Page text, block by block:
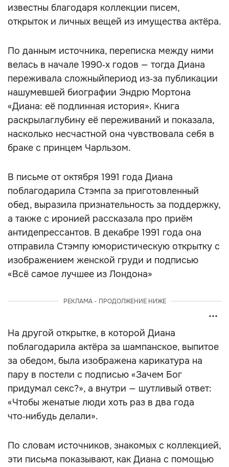
известны благодаря коллекции писем,
открыток и личных вещей из имущества актёра.
По данным источника, переписка между ними
велась в начале 1990‑х годов — тогда Диана
переживала сложныйпериод из‑за публикации
нашумевшей биографии Эндрю Мортона
«Диана: её подлинная история». Книга
раскрылаглубину её переживаний и показала,
насколько несчастной она чувствовала себя в
браке с принцем Чарльзом.
В письме от октября 1991 года Диана
поблагодарила Стэмпа за приготовленный
обед, выразила признательность за поддержку,
а также с иронией рассказала про приём
антидепрессантов. В декабре 1991 года она
отправила Стэмпу юмористическую открытку с
изображением женской груди и подписью
«Всё самое лучшее из Лондона»
РЕКЛАМА - ПРОДОЛЖЕНИЕ НИЖЕ
На другой открытке, в которой Диана
поблагодарила актёра за шампанское, выпитое
за обедом, была изображена карикатура на
пару в постели с подписью «Зачем Бог
придумал секс?», а внутри — шутливый ответ:
«Чтобы женатые люди хоть раз в два года
что‑нибудь делали».
По словам источников, знакомых с коллекцией,
эти письма показывают, как Диана с помощью